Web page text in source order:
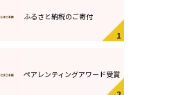
ふるさと納税のご寄付
ペアレンティングアワード受賞